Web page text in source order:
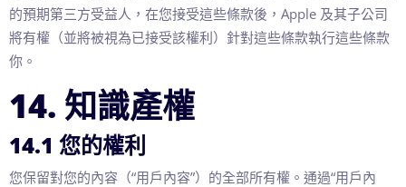
的預期第三方受益人，在您接受這些條款後，Apple 及其子公司
將有權（並將被視為已接受該權利）針對這些條款執行這些條款
你。
14. 知識產權
14.1 您的權利
您保留對您的內容（“用戶內容”）的全部所有權。通過“用戶內